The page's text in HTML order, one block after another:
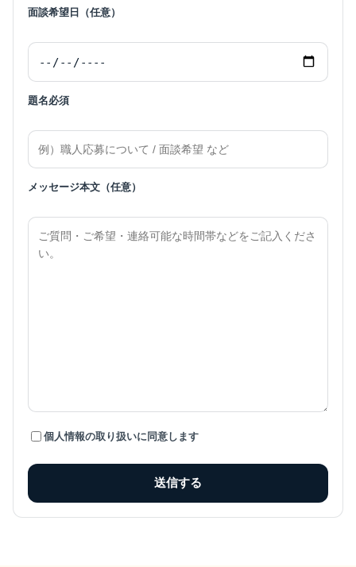
面談希望日（任意）
題名必須
メッセージ本文（任意）
個人情報の取り扱いに同意します